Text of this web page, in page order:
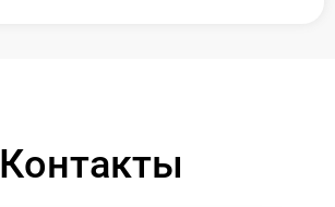
Контакты